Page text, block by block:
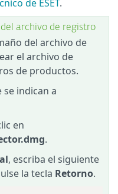
de ESET.
archivo de registro
del archivo de
el archivo de
de productos.
se indican a
en
.
, escriba el siguiente
la tecla Retorno.